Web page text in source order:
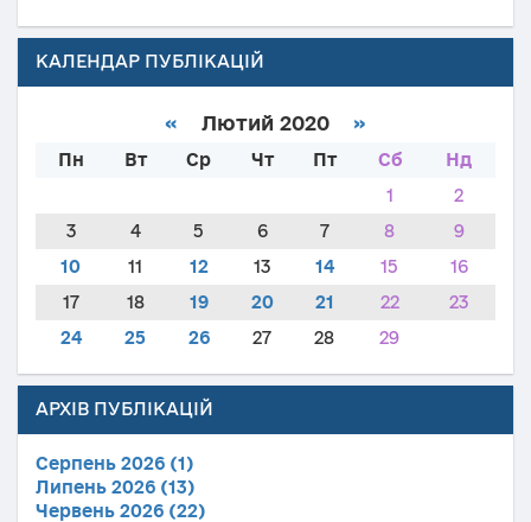
КАЛЕНДАР ПУБЛІКАЦІЙ
« Лютий 2020 »
Пн Вт Ср Чт Пт Сб
Нд
1
2
3
4 5 6 7 8
9
10
11 12 13 14 15
16
17
18 19 20 21 22
23
24
25 26 27 28 29
АРХІВ ПУБЛІКАЦІЙ
Серпень 2026 (1)
Липень 2026 (13)
Червень 2026 (22)